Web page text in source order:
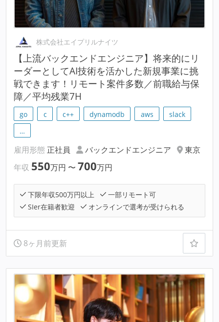
株式会社エイプリルナイツ
【上流バックエンドエンジニア】将来的にリ
ーダーとしてAI技術を活かした新規事業に挑
戦できます！リモート案件多数／前職給与保
障／平均残業7H
go c c++ dynamodb aws
slack
…
雇用形態 正社員 バックエンドエンジニア
東京
年収 550万円 〜 700万円
下限年収500万円以上
一部リモート可
SIer在籍者歓迎
オンラインで選考が受けられる
8ヶ月前更新